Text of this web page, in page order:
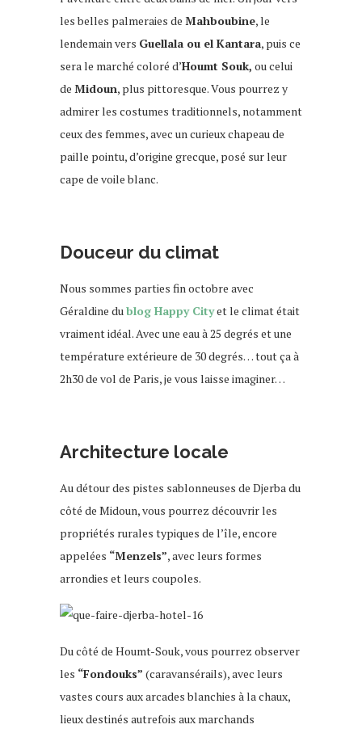
les belles palmeraies de Mahboubine, le
lendemain vers Guellala ou el Kantara, puis ce
sera le marché coloré d’Houmt Souk, ou celui
de Midoun, plus pittoresque. Vous pourrez y
admirer les costumes traditionnels, notamment
ceux des femmes, avec un curieux chapeau de
paille pointu, d’origine grecque, posé sur leur
cape de voile blanc.
Douceur du climat
Nous sommes parties fin octobre avec
Géraldine dublog Happy Cityet le climat était
vraiment idéal. Avec une eau à 25 degrés et une
température extérieure de 30 degrés… tout ça à
2h30 de vol de Paris, je vous laisse imaginer…
Architecture locale
Au détour des pistes sablonneuses de Djerba du
côté de Midoun, vous pourrez découvrir les
propriétés rurales typiques de l’île, encore
appelées “Menzels”, avec leurs formes
arrondies et leurs coupoles.
Du côté de Houmt-Souk, vous pourrez observer
les “Fondouks” (caravansérails), avec leurs
vastes cours aux arcades blanchies à la chaux,
lieux destinés autrefois aux marchands